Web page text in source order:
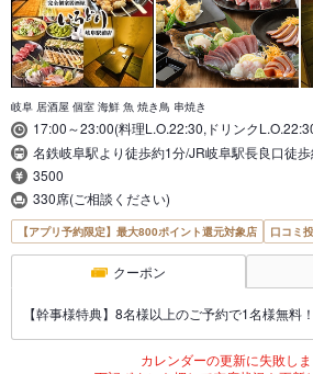
岐阜 居酒屋 個室 海鮮 魚 焼き鳥 串焼き
17:00～23:00(料理L.O.22:30,ドリンク
名鉄岐阜駅より徒歩約1分/JR岐阜駅長良口徒
3500
330席(ご相談ください)
【アプリ予約限定】最大800ポイント還元対象店 口コミ
クーポン
【幹事様特典】8名様以上のご予約で1名様無料
カレンダーの更新に失敗しま